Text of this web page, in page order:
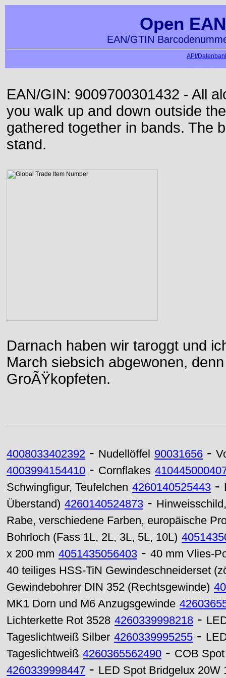
Open
EAN/GTIN
API/
EAN/GIN: 9009700301432 - All
you walk up and down outside
gathered together in bands. The
stand.
Darnach haben wir taroggt und
March siebsich abgewonen,
GroÃŸkopfeten.
4008033402392 - Nudellöffel 90031656 -
4003994154410 - Cornflakes
Schwingfigur, Teufelchen 4260140525443 -
Überstand) 4260140524873 -
Rabe, verschiedene Farben, europäische
Bohrloch (Fass 1L, 2L, 3L, 5L, 10L)
x 200 mm 4051435056403 - 40 mm Vlies-
40 teiliges HSS-TiN Gewindeschneiderset
Gewindebohrer DIN 352 (Rechtsgewinde)
MK1 Dorn und M6 Anzugsgewinde
Lichterkette Rot 3528 4260339998218 -
Tageslichtweiß Silber 4260339995255 -
Tageslichtweiß 4260365562490 - COB
4260339998447 - LED Spot Bridgelux 20W